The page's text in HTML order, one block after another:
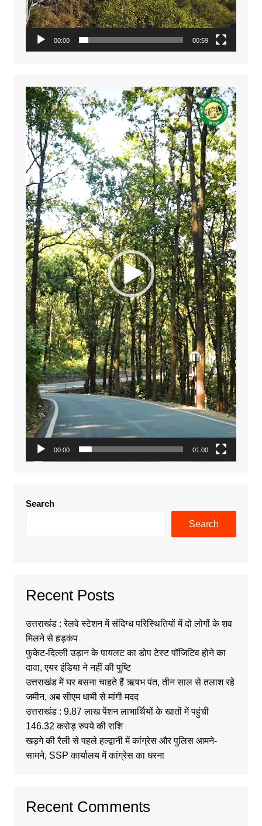
00:00 00:59
Video
Player
00:00 01:00
Search
Search
Recent Posts
उत्तराखंड : रेलवे स्टेशन में संदिग्ध परिस्थितियों में दो लोगों के शव
मिलने से हड़कंप
फुकेट-दिल्ली उड़ान के पायलट का डोप टेस्ट पॉजिटिव होने का
दावा, एयर इंडिया ने नहीं की पुष्टि
उत्तराखंड में घर बसना चाहते हैं ऋषभ पंत, तीन साल से तलाश रहे
जमीन, अब सीएम धामी से मांगी मदद
उत्तराखंड : 9.87 लाख पेंशन लाभार्थियों के खातों में पहुंची
146.32 करोड़ रुपये की राशि
खड़गे की रैली से पहले हल्द्वानी में कांग्रेस और पुलिस आमने-
सामने, SSP कार्यालय में कांग्रेस का धरना
Recent Comments